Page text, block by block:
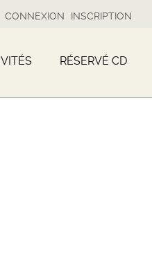
CONNEXION INSCRIPTION
RÉSERVÉ CD